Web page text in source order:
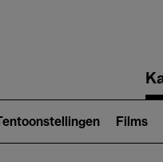
navigation
Tentoonstellingen Films